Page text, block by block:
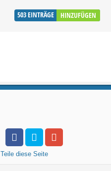
503EINTRÄGE HINZUFÜGEN
Teile diese Seite